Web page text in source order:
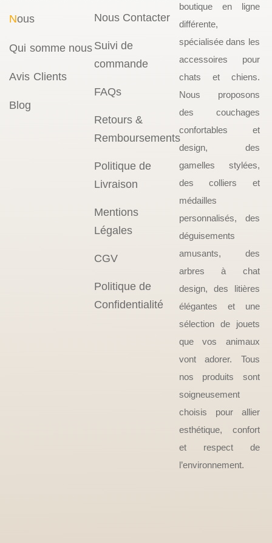
Nous
Qui somme nous
Avis Clients
Blog
Nous Contacter
Suivi de
commande
FAQs
Retours &
Remboursements
Politique de
Livraison
Mentions
Légales
CGV
Politique de
Confidentialité
boutique en ligne
différente,
spécialisée dans les
accessoires pour
chats et chiens.
Nous proposons
des couchages
confortables et
design, des
gamelles stylées,
des colliers et
médailles
personnalisés, des
déguisements
amusants, des
arbres à chat
design, des litières
élégantes et une
sélection de jouets
que vos animaux
vont adorer. Tous
nos produits sont
soigneusement
choisis pour allier
esthétique, confort
et respect de
l’environnement.